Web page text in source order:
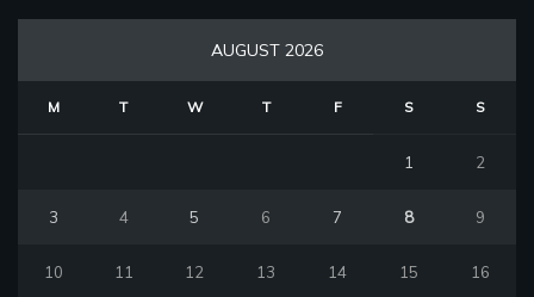
AUGUST 2026
M T W T F S S
1 2
3 4 5 6 7 8 9
10 11 12 13 14 15 16